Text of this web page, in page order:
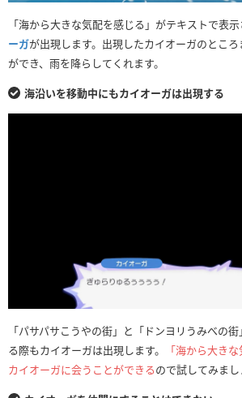
「海から大きな気配を感じる」がテキストで表
ーガが出現します。出現したカイオーガのとこ
ができ、雨を降らしてくれます。
海沿いを移動中にもカイオーガは出現する
「パサパサこうやの街」と「ドンヨリうみべの
る際もカイオーガは出現します。
「海から大き
カイオーガに会うことができるので試してみまし